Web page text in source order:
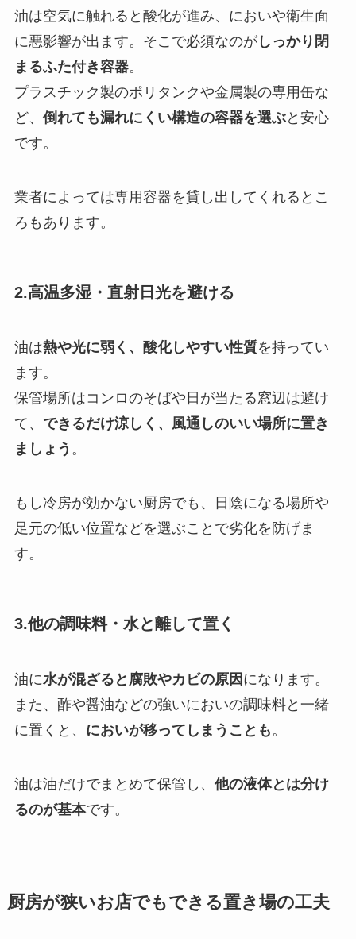
油は空気に触れると酸化が進み、においや衛生面
に悪影響が出ます。そこで必須なのがしっかり閉
まるふた付き容器。
プラスチック製のポリタンクや金属製の専用缶な
ど、 倒れても漏れにくい構造の容器を選ぶと安心
です。
業者によっては専用容器を貸し出してくれるとこ
ろもあります。
2.高温多湿・直射日光を避ける
油は熱や光に弱く、酸化しやすい性質を持ってい
ます。
保管場所はコンロのそばや日が当たる窓辺は避け
て、 できるだけ涼しく、風通しのいい場所に置き
ましょう 。
もし冷房が効かない厨房でも、日陰になる場所や
足元の低い位置などを選ぶことで劣化を防げま
す。
3.他の調味料・水と離して置く
油に水が混ざると腐敗やカビの原因 になります。
また、酢や醤油などの強いにおいの調味料と一緒
に置くと、 においが移ってしまうことも 。
油は油だけでまとめて保管し、 他の液体とは分け
るのが基本です。
厨房が狭いお店でもできる置き場の工夫